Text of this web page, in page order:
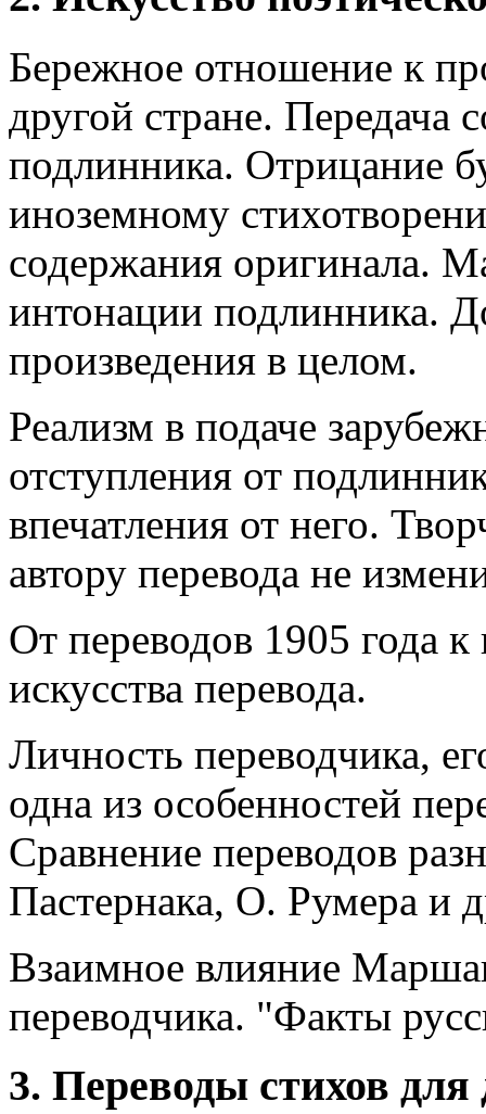
Бережное отношение к
другой стране. Передача
подлинника. Отрицание
иноземному
содержания оригинала.
интонации подлинника.
произведения в целом.
Реализм в подаче
отступления от
впечатления от него.
автору перевода не
От переводов 1905 года
искусства перевода.
Личность переводчика,
одна из особенностей
Сравнение переводов
Пастернака, О. Румера и
Взаимное влияние
переводчика. "Факты
3. Переводы стихов для